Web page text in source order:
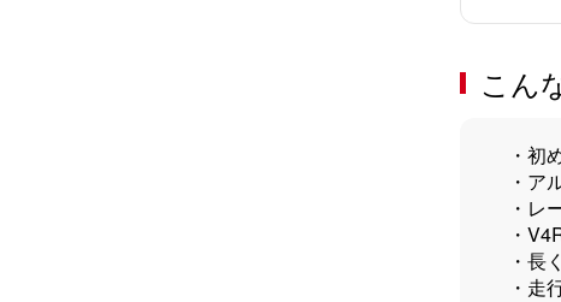
こん
・初
・ア
・レ
・
・長
・走